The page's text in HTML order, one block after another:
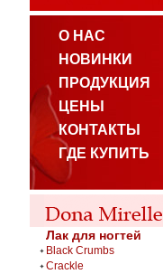
О НАС
НОВИНКИ
ПРОДУКЦИЯ
ЦЕНЫ
КОНТАКТЫ
ГДЕ КУПИТЬ
Лак для ногтей
Black Crumbs
Crackle